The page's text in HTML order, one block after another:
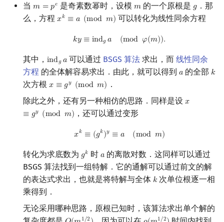
当 𝑚 = 𝑝𝑒
m =pe 是奇素数幂时，设模 𝑚
m 的一个原根是 𝑔
g．那
么，方程 𝑥𝑘 ≡ 𝑎 (mod 𝑚)
xk ≡a (modm) 可以转化为线性同余方程
𝑘𝑦 ≡ ind𝑔 𝑎 (mod 𝜑(𝑚)).
ky ≡ind ga modφ (m)).
其中， ind𝑔 𝑎
indga 可以通过 BSGS 算法 求出，而线性同余
方程 的全体解容易求出．由此，就可以得到 𝑎
a 的全部 𝑘
k
次方根 𝑥 ≡ 𝑔𝑦 (mod 𝑚)
x≡gy(modm)
．
除此之外，还有另一种相仿的思路．同样是设 𝑥
≡ 𝑔𝑦 (mod 𝑚)
x≡
，还可以通过变形
𝑥𝑘 ≡ (𝑔𝑘)𝑦 ≡ 𝑎 (mod 𝑚)
xk≡(gk) y≡ a modm
转化为求底数为 𝑔𝑘
gk 时 𝑎
a 的离散对数．这同样可以通过
BSGS 算法找到一组特解．它的通解可以通过前文的解
的表达式求出，也就是将特解与全体 𝑘
k 次单位根逐一相
乘得到．
无论采用哪种思路，原根已知时，该算法求出单个解的